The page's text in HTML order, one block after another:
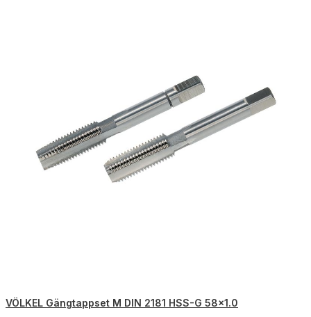
VÖLKEL Gängtappset M DIN 2181 HSS-G 58×1.0